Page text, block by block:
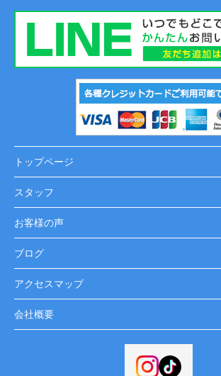
トップページ
スタッフ
お客様の声
ブログ
アクセスマップ
会社概要